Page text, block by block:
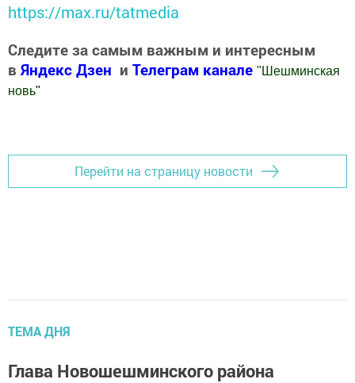
https://max.ru/tatmedia
Следите за самым важным и интересным
в Яндекс Дзен и Телеграм канале " Шешминская
новь"
Перейти на страницу новости
ТЕМА ДНЯ
Глава Новошешминского района